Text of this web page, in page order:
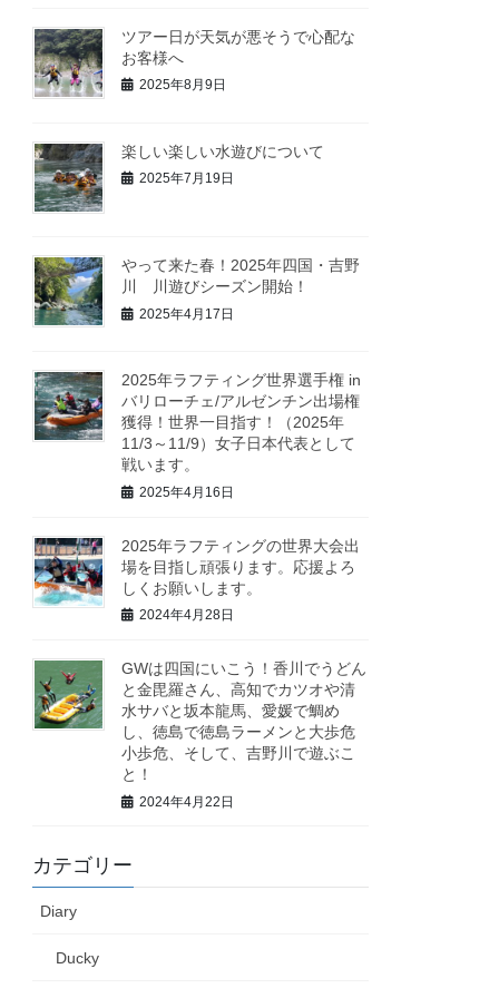
ツアー日が天気が悪そうで心配な
お客様へ
2025年8月9日
楽しい楽しい水遊びについて
2025年7月19日
やって来た春！2025年四国・吉野
川 川遊びシーズン開始！
2025年4月17日
2025年ラフティング世界選手権 in
バリローチェ/アルゼンチン出場権
獲得！世界一目指す！（2025年
11/3～11/9）女子日本代表として
戦います。
2025年4月16日
2025年ラフティングの世界大会出
場を目指し頑張ります。応援よろ
しくお願いします。
2024年4月28日
GWは四国にいこう！香川でうどん
と金毘羅さん、高知でカツオや清
水サバと坂本龍馬、愛媛で鯛め
し、徳島で徳島ラーメンと大歩危
小歩危、そして、吉野川で遊ぶこ
と！
2024年4月22日
カテゴリー
Diary
Ducky